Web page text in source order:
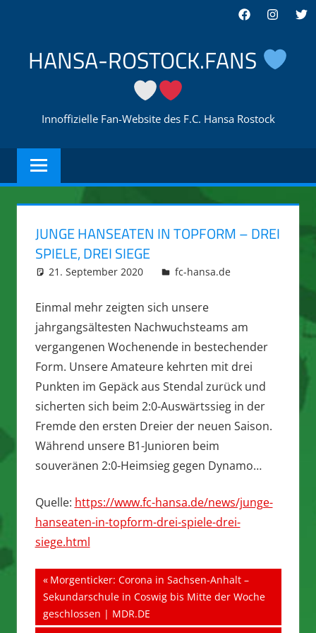
springen
Facebook
HANSA-ROSTOCK.FANS
Innoffizielle Fan-Website des F.C. Hansa Rostock
JUNGE HANSEATEN IN TOPFORM – DREI
SPIELE, DREI SIEGE
21. September 2020 integromat
fc-hansa.de
Einmal mehr zeigten sich unsere
jahrgangsältesten Nachwuchsteams am
vergangenen Wochenende in bestechender
Form. Unsere Amateure kehrten mit drei
Punkten im Gepäck aus Stendal zurück und
sicherten sich beim 2:0-Auswärtssieg in der
Fremde den ersten Dreier der neuen Saison.
Während unsere B1-Junioren beim
souveränen 2:0-Heimsieg gegen Dynamo…
Quelle: https://www.fc-hansa.de/news/junge-
hanseaten-in-topform-drei-spiele-drei-
siege.html
Beitragsnavigation
Vorheriger
Beitrag:
Morgenticker: Corona in Sachsen-Anhalt –
Sekundarschule in Coswig bis Mitte der Woche
geschlossen | MDR.DE